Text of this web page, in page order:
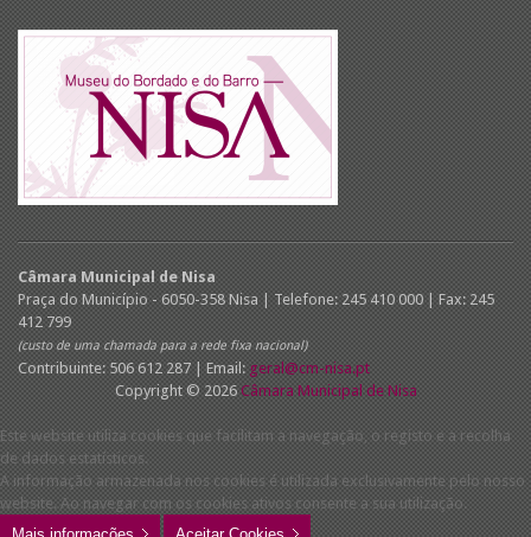
Câmara Municipal de Nisa
Praça do Município - 6050-358 Nisa | Telefone: 245 410 000 | Fax: 245
412 799
(custo de uma chamada para a rede fixa nacional)
Contribuinte: 506 612 287 | Email: geral@cm-nisa.pt
Copyright © 2026 Câmara Municipal de Nisa
Este website utiliza cookies que facilitam a navegação, o registo e a recolha
de dados estatísticos.
A informação armazenada nos cookies é utilizada exclusivamente pelo nosso
website. Ao navegar com os cookies ativos consente a sua utilização.